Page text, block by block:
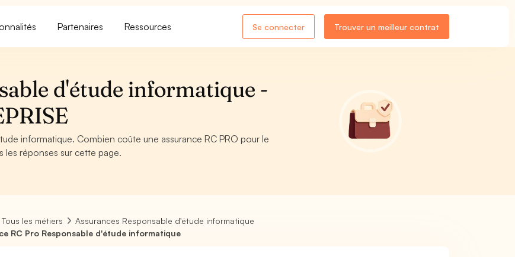
Partenaires Ressources Se connecter Trouver un meilleur contrat
d'étude informatique -
informatique. Combien coûte une assurance RC PRO pour le
les réponses sur cette page.
Tous les métiers
Assurances Responsable d'étude informatique
RC Pro Responsable d'étude informatique